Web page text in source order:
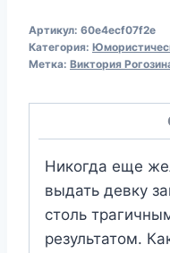
Артикул: 60e4ecf07f2e
Категория:
Метка: Виктория
Никогда еще
выдать девку
столь
результатом.